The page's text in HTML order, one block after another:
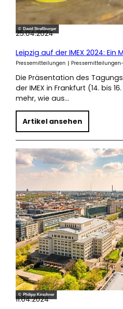
© David Straßburger
25.04.2024
Pressemitteilungen
Die Präsentation des
der IMEX in Frankfurt (14. bis
mehr, wie aus…
Artikel ansehen
© Philipp Kirschner
11.04.2024